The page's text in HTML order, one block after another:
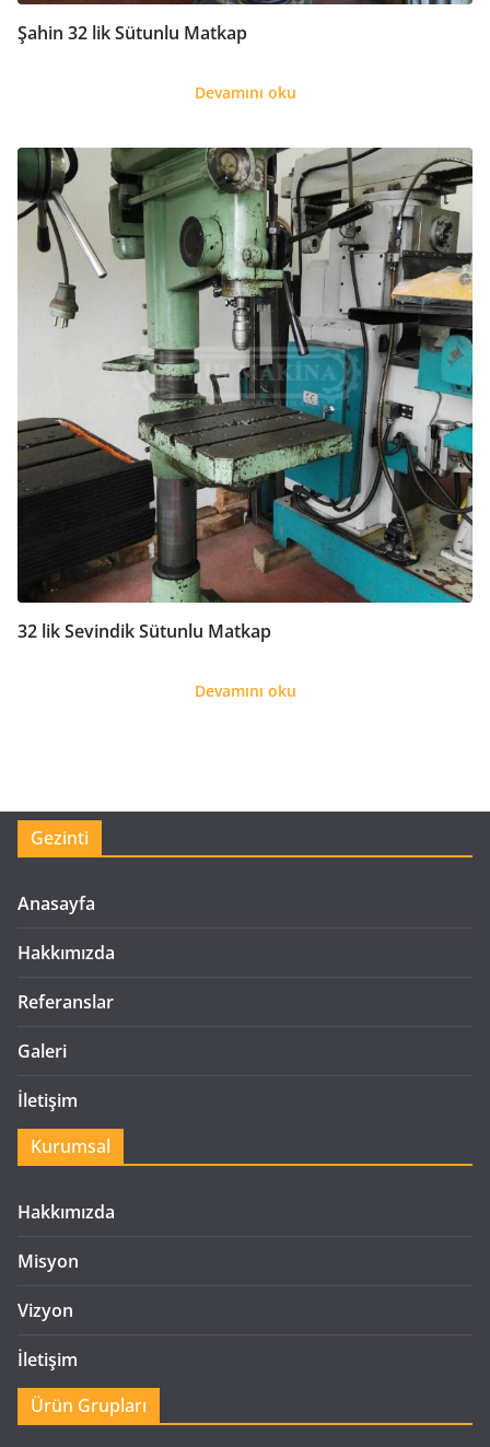
Şahin 32 lik Sütunlu Matkap
Devamını oku
32 lik Sevindik Sütunlu Matkap
Devamını oku
Gezinti
Anasayfa
Hakkımızda
Referanslar
Galeri
İletişim
Kurumsal
Hakkımızda
Misyon
Vizyon
İletişim
Ürün Grupları